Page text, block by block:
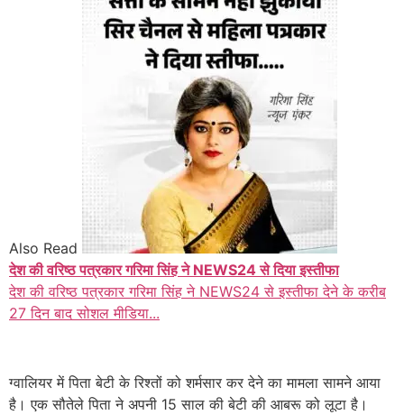
Also Read
देश की वरिष्ठ पत्रकार गरिमा सिंह ने NEWS24 से दिया इस्तीफा
देश की वरिष्ठ पत्रकार गरिमा सिंह ने NEWS24 से इस्तीफा देने के करीब
27 दिन बाद सोशल मीडिया...
ग्वालियर में पिता बेटी के रिश्तों को शर्मसार कर देने का मामला सामने आया
है। एक सौतेले पिता ने अपनी 15 साल की बेटी की आबरू को लूटा है।